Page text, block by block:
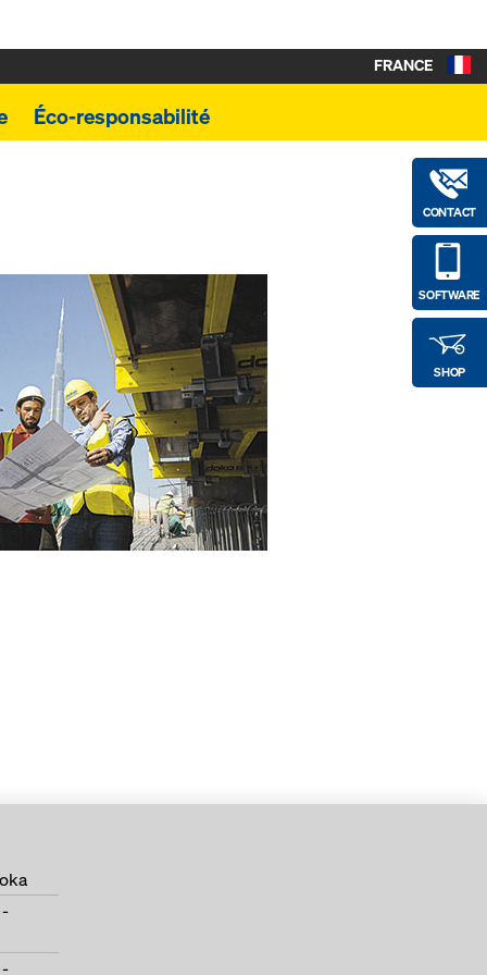
Éco-responsabilité
CONTACT
SOFTWARE
SHOP
FRANCE